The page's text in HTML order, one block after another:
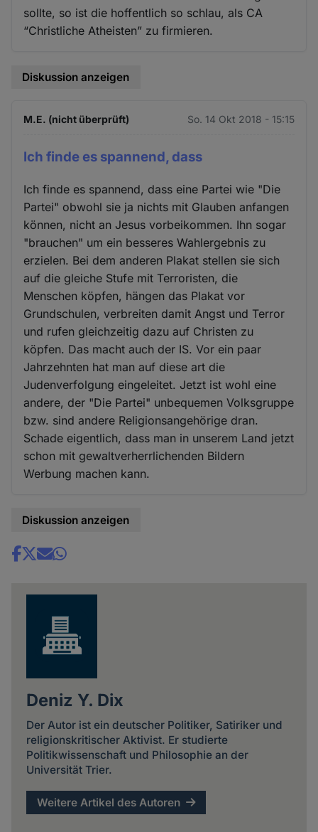
sollte, so ist die hoffentlich so schlau, als CA
“Christliche Atheisten” zu firmieren.
Diskussion anzeigen
M.E. (nicht überprüft) So. 14 Okt 2018 - 15:15
Ich finde es spannend, dass
Ich finde es spannend, dass eine Partei wie "Die
Partei" obwohl sie ja nichts mit Glauben anfangen
können, nicht an Jesus vorbeikommen. Ihn sogar
"brauchen" um ein besseres Wahlergebnis zu
erzielen. Bei dem anderen Plakat stellen sie sich
auf die gleiche Stufe mit Terroristen, die
Menschen köpfen, hängen das Plakat vor
Grundschulen, verbreiten damit Angst und Terror
und rufen gleichzeitig dazu auf Christen zu
köpfen. Das macht auch der IS. Vor ein paar
Jahrzehnten hat man auf diese art die
Judenverfolgung eingeleitet. Jetzt ist wohl eine
andere, der "Die Partei" unbequemen Volksgruppe
bzw. sind andere Religionsangehörige dran.
Schade eigentlich, dass man in unserem Land jetzt
schon mit gewaltverherrlichenden Bildern
Werbung machen kann.
Diskussion anzeigen
Share
Deniz Y. Dix
Der Autor ist ein deutscher Politiker, Satiriker und
religionskritischer Aktivist. Er studierte
Politikwissenschaft und Philosophie an der
Universität Trier.
Weitere Artikel des Autoren